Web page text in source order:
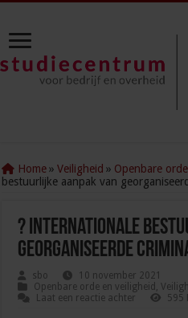
Home » Veiligheid » Openbare
bestuurlijke aanpak van
? Internationale
georganiseerde
sbo
10 november 2021
Openbare orde en veiligheid ,
Laat een reactie achter
595